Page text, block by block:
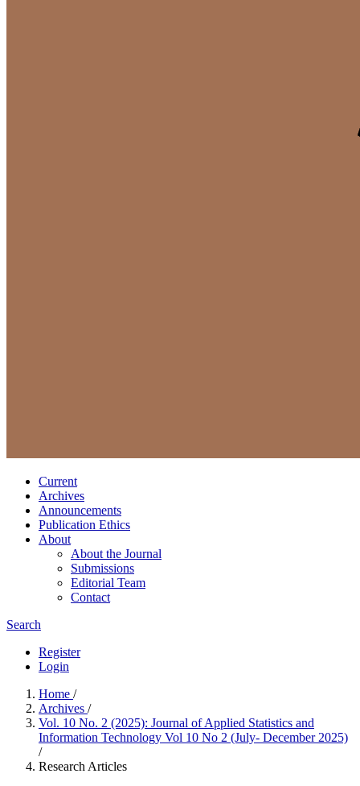
Current
Archives
Announcements
Publication Ethics
About
About the Journal
Submissions
Editorial Team
Contact
Search
Register
Login
Home /
Archives /
Vol. 10 No. 2 (2025): Journal of Applied Statistics and
Information Technology Vol 10 No 2 (July- December 2025)
/
Research Articles